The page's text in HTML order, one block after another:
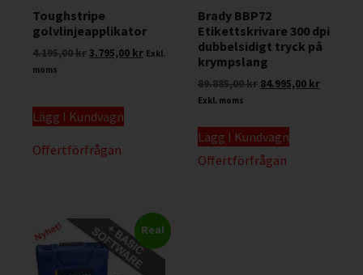
Toughstripe
golvlinjeapplikator
4.195,00kr3.795,00 kr Exkl.
moms
Lägg I Kundvagn
Offertförfrågan
Brady BBP72
Etikettskrivare 300 dpi
dubbelsidigt tryck på
krympslang
89.885,00kr 84.995,00 kr
Exkl. moms
Lägg I Kundvagn
Offertförfrågan
Rea!